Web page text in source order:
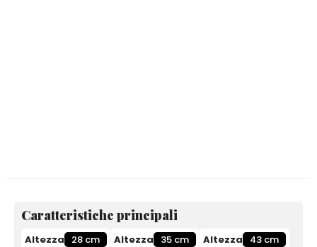
Caratteristiche principali
Altezza 28 cm Altezza 35 cm Altezza
43 cm